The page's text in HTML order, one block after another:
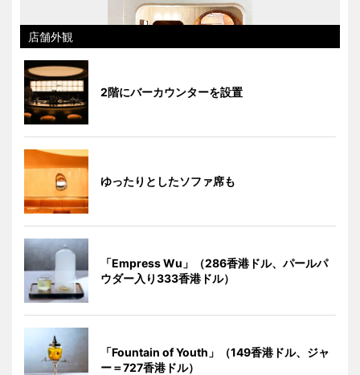
店舗外観
2階にバーカウンターを設置
ゆったりとしたソファ席も
「Empress Wu」（286香港ドル、パールパ
ウダー入り333香港ドル）
「Fountain of Youth」（149香港ドル、ジャ
ー＝727香港ドル）